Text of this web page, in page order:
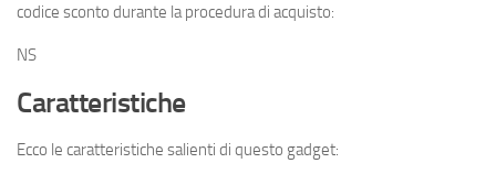
codice sconto durante la procedura di acquisto:
NS
Caratteristiche
Ecco le caratteristiche salienti di questo gadget: